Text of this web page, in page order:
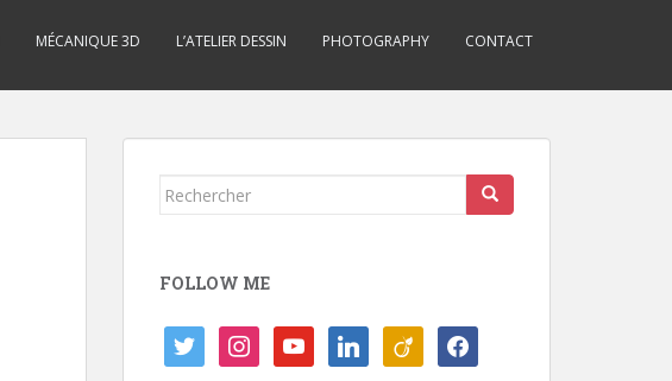
MÉCANIQUE 3D L’ATELIER DESSIN PHOTOGRAPHY CONTACT
Rechercher...
FOLLOW ME
twitter instagramyoutubelinkedinviadeo facebook